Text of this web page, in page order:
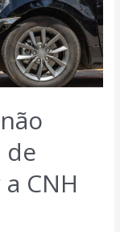
de
CNH